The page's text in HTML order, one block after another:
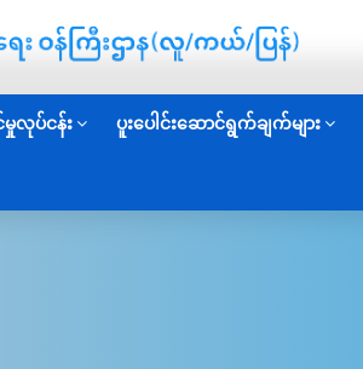
မှုလုပ်ငန်း ပူးပေါင်းဆောင်ရွက်ချက်များ